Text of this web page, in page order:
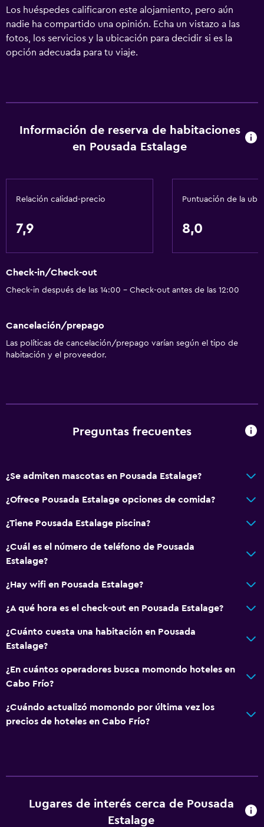
Los huéspedes calificaron este alojamiento, pero aún
nadie ha compartido una opinión. Echa un vistazo a las
fotos, los servicios y la ubicación para decidir si es la
opción adecuada para tu viaje.
Información de reserva de habitaciones
en Pousada Estalage
Relación calidad-precio
7,9
Puntuación de la
8,0
Check-in/Check-out
Check-in después de las 14:00 - Check-out antes de las 12:00
Cancelación/prepago
Las políticas de cancelación/prepago varían según el tipo de
habitación y el proveedor.
Preguntas frecuentes
¿Se admiten mascotas en Pousada Estalage?
¿Ofrece Pousada Estalage opciones de comida?
¿Tiene Pousada Estalage piscina?
¿Cuál es el número de teléfono de Pousada
Estalage?
¿Hay wifi en Pousada Estalage?
¿A qué hora es el check-out en Pousada Estalage?
¿Cuánto cuesta una habitación en Pousada
Estalage?
¿En cuántos operadores busca momondo hoteles en
Cabo Frío?
¿Cuándo actualizó momondo por última vez los
precios de hoteles en Cabo Frío?
Lugares de interés cerca de Pousada
Estalage